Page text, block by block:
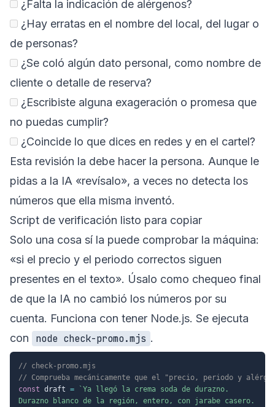
¿Falta la indicación de alérgenos?
¿Hay erratas en el nombre del local, del lugar o
de personas?
¿Se coló algún dato personal, como nombre de
cliente o detalle de reserva?
¿Escribiste alguna exageración o promesa que
no puedas cumplir?
¿Coincide lo que dices en redes y en el cartel?
Esta revisión la debe hacer la persona. Aunque le
pidas a la IA «revísalo», a veces no detecta los
números que ella misma inventó.
Script de verificación listo para copiar
Solo una cosa sí la puede comprobar la máquina:
«si el precio y el periodo correctos siguen
presentes en el texto». Úsalo como chequeo final
de que la IA no cambió los números por su
cuenta. Funciona con tener Node.js. Se ejecuta
con
node check-promo.mjs .
// check-promo.mjs
// Comprueba mecánicamente que el "precio, periodo y
const draft = ` Ya llegó la crema soda de durazno.
Durazno blanco de la región, entero, con jarabe casero.